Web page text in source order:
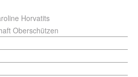
Horvatits
Oberschützen